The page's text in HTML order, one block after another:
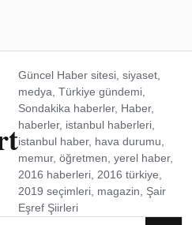
Güncel Haber sitesi, siyaset,
medya, Türkiye gündemi,
Sondakika haberler, Haber,
haberler, istanbul haberleri,
istanbul haber, hava durumu,
memur, öğretmen, yerel haber,
2016 haberleri, 2016 türkiye,
2019 seçimleri, magazin, Şair
Eşref Şiirleri